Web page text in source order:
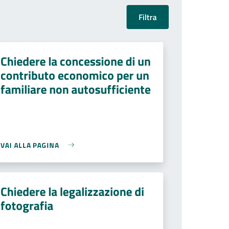
Chiedere la concessione di un
contributo economico per un
familiare non autosufficiente
VAI ALLA PAGINA
Chiedere la legalizzazione di
fotografia